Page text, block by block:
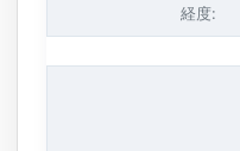
経度: